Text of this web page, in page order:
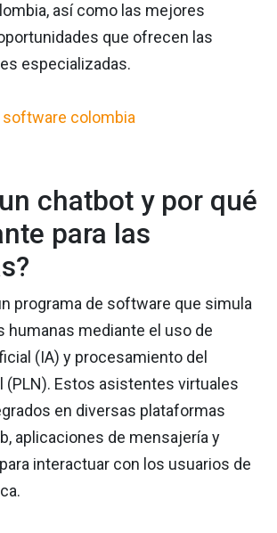
así como las mejores
que ofrecen las
especializadas.
chatbot y por qué
para las
programa de software que simula
humanas mediante el uso de
(IA) y procesamiento del
(PLN). Estos asistentes virtuales
en diversas plataformas
aplicaciones de mensajería y
interactuar con los usuarios de